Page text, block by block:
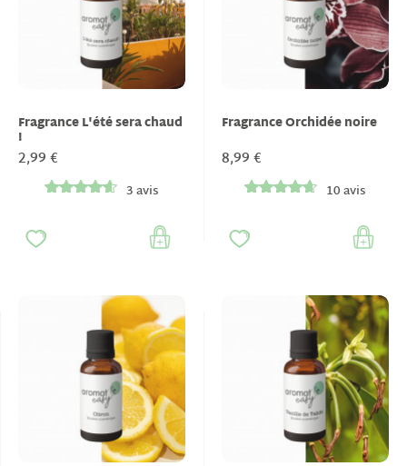
Fragrance L'été sera chaud
!
2,99 €
3 avis
Fragrance Orchidée noire
8,99 €
10 avis